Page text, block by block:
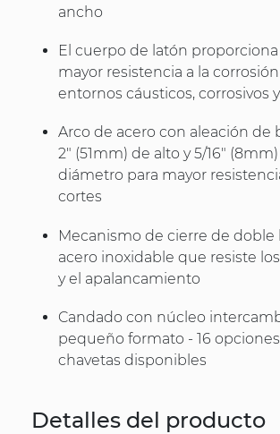
ancho
El cuerpo de latón
mayor resistencia a la
entornos cáusticos, corrosivos
Arco de acero con aleación de
2" (51mm) de alto y 5/16"
diámetro para mayor
cortes
Mecanismo de cierre de doble
acero inoxidable que resiste
y el apalancamiento
Candado con núcleo
pequeño formato - 16
chavetas disponibles
Detalles del producto